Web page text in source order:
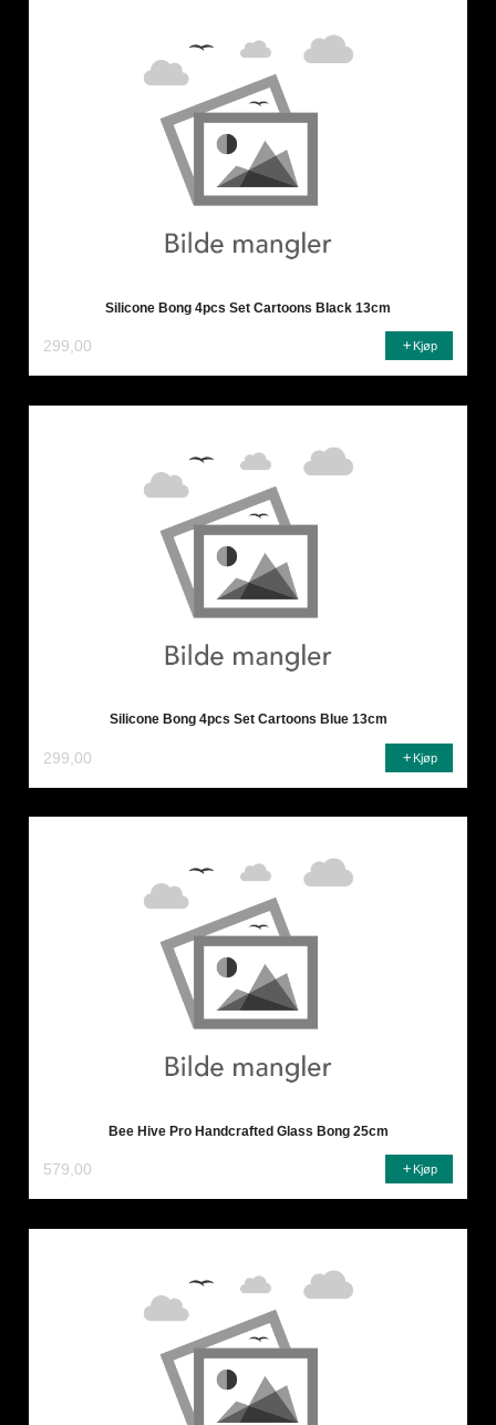
Silicone Bong 4pcs Set Cartoons Black 13cm
299,00 Kjøp
Silicone Bong 4pcs Set Cartoons Blue 13cm
299,00 Kjøp
Bee Hive Pro Handcrafted Glass Bong 25cm
579,00 Kjøp